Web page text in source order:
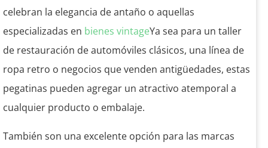
celebran la elegancia de antaño o aquellas
especializadas en bienes vintageYa sea para un taller
de restauración de automóviles clásicos, una línea de
ropa retro o negocios que venden antigüedades, estas
pegatinas pueden agregar un atractivo atemporal a
cualquier producto o embalaje.
También son una excelente opción para las marcas